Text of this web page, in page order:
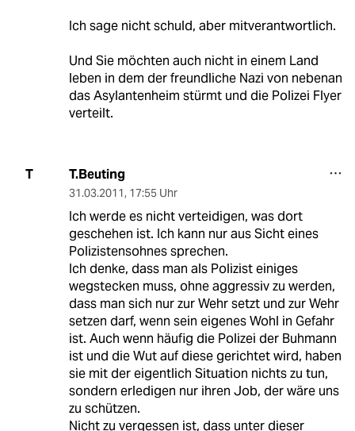
Ich sage nicht schuld, aber mitverantwortlich.
Und Sie möchten auch nicht in einem Land
leben in dem der freundliche Nazi von nebenan
das Asylantenheim stürmt und die Polizei Flyer
verteilt.
T T.Beuting
31.03.2011, 17:55 Uhr
Ich werde es nicht verteidigen, was dort
geschehen ist. Ich kann nur aus Sicht eines
Polizistensohnes sprechen.
Ich denke, dass man als Polizist einiges
wegstecken muss, ohne aggressiv zu werden,
dass man sich nur zur Wehr setzt und zur Wehr
setzen darf, wenn sein eigenes Wohl in Gefahr
ist. Auch wenn häufig die Polizei der Buhmann
ist und die Wut auf diese gerichtet wird, haben
sie mit der eigentlich Situation nichts zu tun,
sondern erledigen nur ihren Job, der wäre uns
zu schützen.
Nicht zu vergessen ist, dass unter dieser